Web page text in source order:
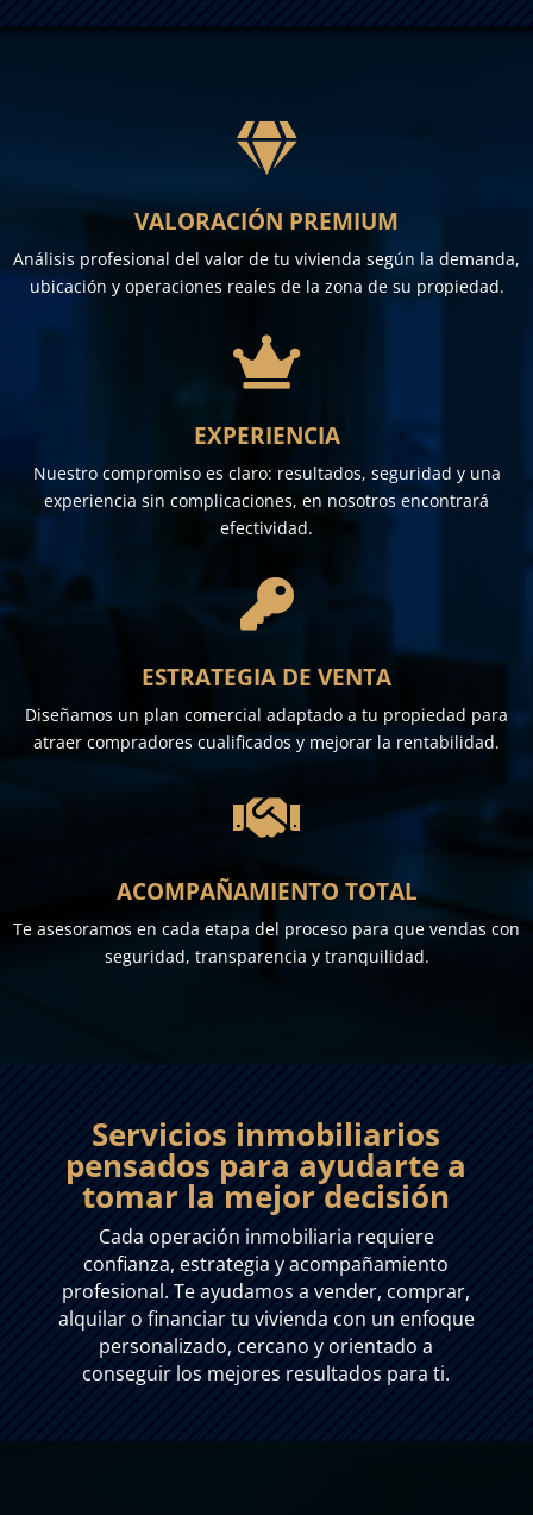

VALORACIÓN PREMIUM
Análisis profesional del valor de tu vivienda según la demanda,
ubicación y operaciones reales de la zona de su propiedad.

EXPERIENCIA
Nuestro compromiso es claro: resultados, seguridad y una
experiencia sin complicaciones, en nosotros encontrará
efectividad.

ESTRATEGIA DE VENTA
Diseñamos un plan comercial adaptado a tu propiedad para
atraer compradores cualificados y mejorar la rentabilidad.

ACOMPAÑAMIENTO TOTAL
Te asesoramos en cada etapa del proceso para que vendas con
seguridad, transparencia y tranquilidad.
Servicios inmobiliarios
pensados para ayudarte a
tomar la mejor decisión
Cada operación inmobiliaria requiere
confianza, estrategia y acompañamiento
profesional. Te ayudamos a vender, comprar,
alquilar o financiar tu vivienda con un enfoque
personalizado, cercano y orientado a
conseguir los mejores resultados para ti.